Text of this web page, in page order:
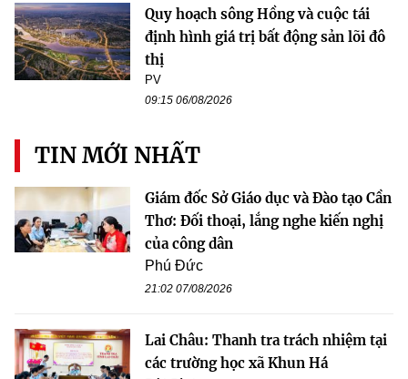
Quy hoạch sông Hồng và cuộc tái
định hình giá trị bất động sản lõi đô
thị
PV
09:15 06/08/2026
TIN MỚI NHẤT
Giám đốc Sở Giáo dục và Đào tạo Cần
Thơ: Đối thoại, lắng nghe kiến nghị
của công dân
Phú Đức
21:02 07/08/2026
Lai Châu: Thanh tra trách nhiệm tại
các trường học xã Khun Há